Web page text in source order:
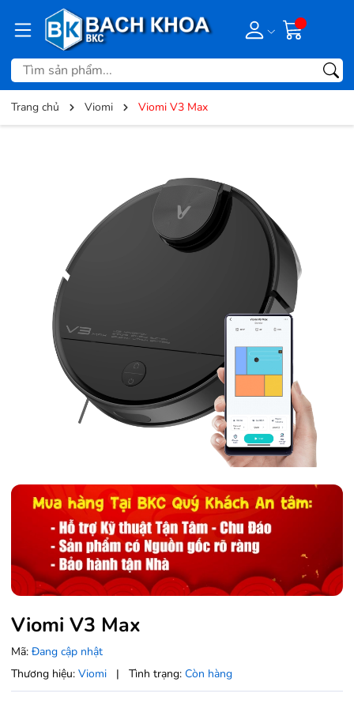
Trang chủ Viomi Viomi V3 Max
Viomi V3 Max
Mã: Đang cập nhật
Thương hiệu: Viomi | Tình trạng: Còn hàng